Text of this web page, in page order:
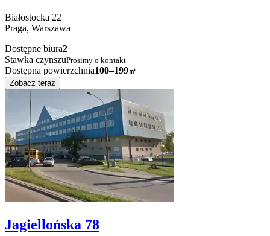
Białostocka 22
Praga, Warszawa
Dostępne biura2
Stawka czynszuProsimy o kontakt
Dostępna powierzchnia100–199㎡
Zobacz teraz
Jagiellońska 78